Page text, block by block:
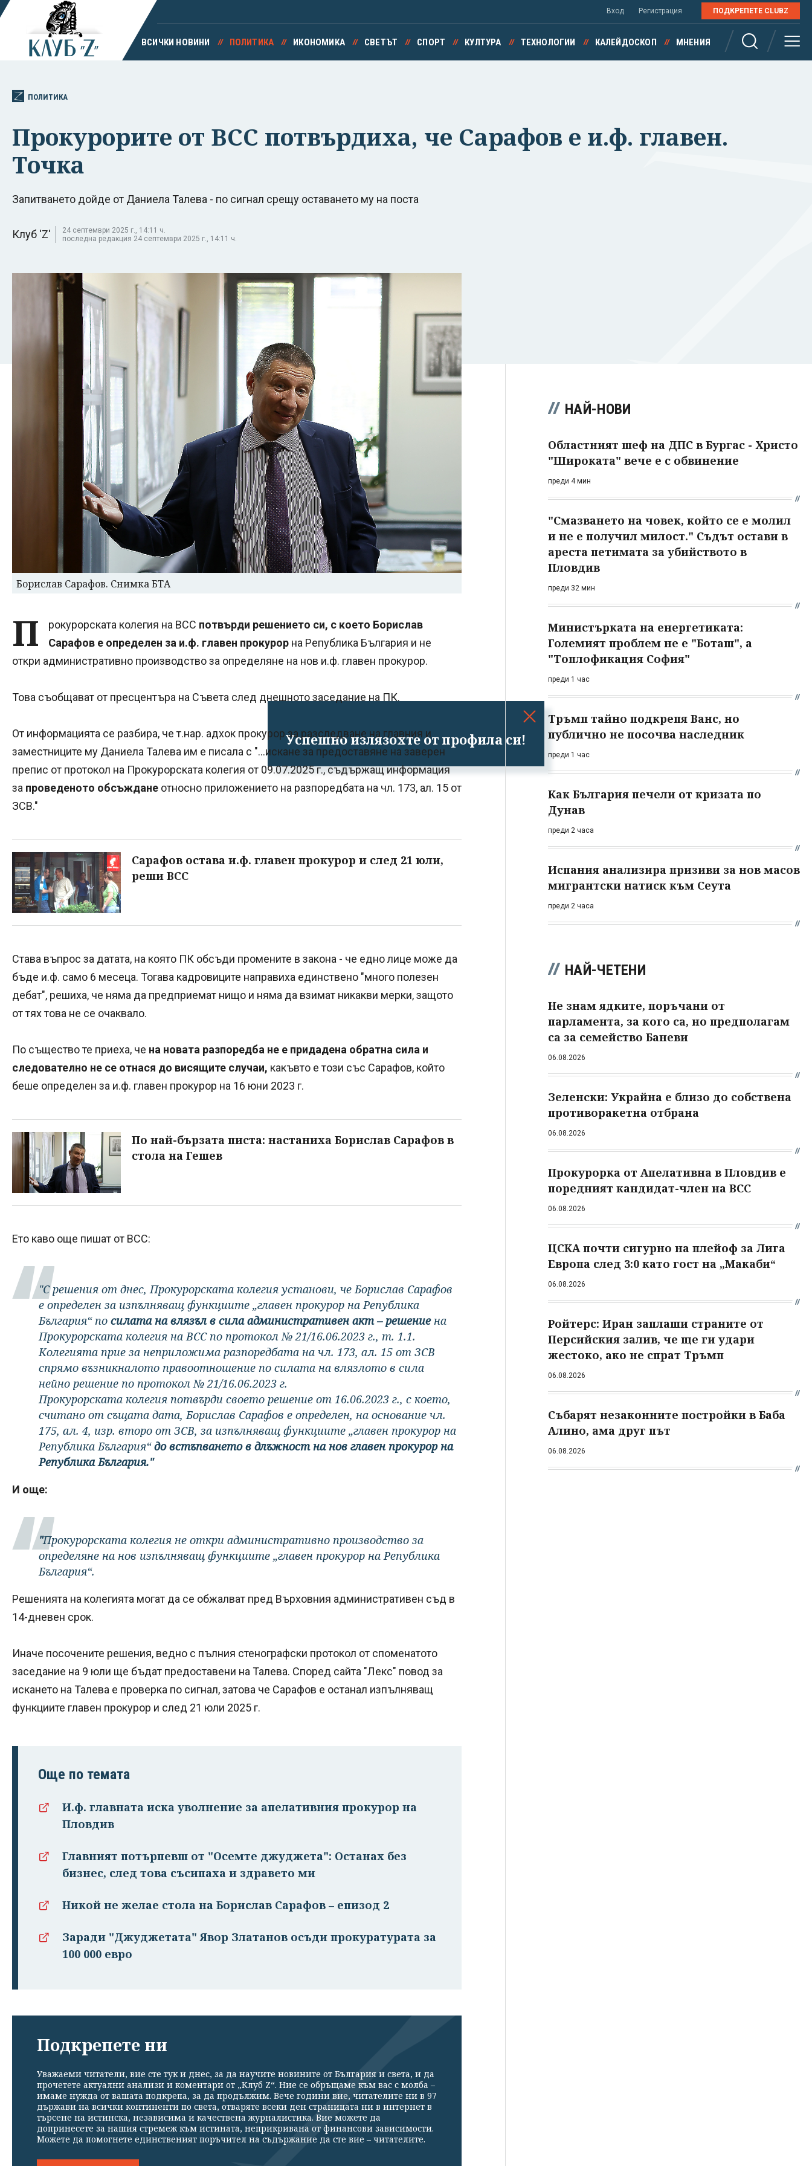
Успешно излязохте от профила си!
Вход Регистрация ПОДКРЕПЕТЕ CLUBZ
ВСИЧКИ НОВИНИ ПОЛИТИКА ИКОНОМИКА СВЕТЪТ СПОРТ КУЛТУРА ТЕХНОЛОГИИ КАЛЕЙДОСКОП МНЕНИЯ
ПОЛИТИКА
Прокурорите от ВСС потвърдиха, че Сарафов е и.ф. главен.
Точка
Запитването дойде от Даниела Талева - по сигнал срещу оставането му на поста
Клуб 'Z'
24 септември 2025 г., 14:11 ч.
последна редакция 24 септември 2025 г., 14:11 ч.
Борислав Сарафов. Снимка БТА
П рокурорската колегия на ВСС потвърди решението си, с което Борислав
Сарафов е определен за и.ф. главен прокурор на Република България и не
откри административно производство за определяне на нов и.ф. главен прокурор.
Това съобщават от пресцентъра на Съвета след днешното заседание на ПК.
От информацията се разбира, че т.нар. адхок прокурор за разследване на главния и
заместниците му Даниела Талева им е писала с "...искане за предоставяне на заверен
препис от протокол на Прокурорската колегия от 09.07.2025 г., съдържащ информация
за проведеното обсъждане относно приложението на разпоредбата на чл. 173, ал. 15 от
ЗСВ."
Сарафов остава и.ф. главен прокурор и след 21 юли,
реши ВСС
Става въпрос за датата, на която ПК обсъди промените в закона - че едно лице може да
бъде и.ф. само 6 месеца. Тогава кадровиците направиха единствено "много полезен
дебат", решиха, че няма да предприемат нищо и няма да взимат никакви мерки, защото
от тях това не се очаквало.
По същество те приеха, че на новата разпоредба не е придадена обратна сила и
следователно не се отнася до висящите случаи, какъвто е този със Сарафов, който
беше определен за и.ф. главен прокурор на 16 юни 2023 г.
По най-бързата писта: настаниха Борислав Сарафов в
стола на Гешев
Ето каво още пишат от ВСС:
"С решения от днес, Прокурорската колегия установи, че Борислав Сарафов
е определен за изпълняващ функциите „главен прокурор на Република
България“ по силата на влязъл в сила административен акт – решение на
Прокурорската колегия на ВСС по протокол № 21/16.06.2023 г., т. 1.1.
Колегията прие за неприложима разпоредбата на чл. 173, ал. 15 от ЗСВ
спрямо възникналото правоотношение по силата на влязлото в сила
нейно решение по протокол № 21/16.06.2023 г.
Прокурорската колегия потвърди своето решение от 16.06.2023 г., с което,
считано от същата дата, Борислав Сарафов е определен, на основание чл.
175, ал. 4, изр. второ от ЗСВ, за изпълняващ функциите „главен прокурор на
Република България“до встъпването в длъжност на нов главен прокурор на
Република България."
И още:
"Прокурорската колегия не откри административно производство за
определяне на нов изпълняващ функциите „главен прокурор на Република
България“.
Решенията на колегията могат да се обжалват пред Върховния административен съд в
14-дневен срок.
Иначе посочените решения, ведно с пълния стенографски протокол от споменатото
заседание на 9 юли ще бъдат предоставени на Талева. Според сайта "Лекс" повод за
искането на Талева е проверка по сигнал, затова че Сарафов е останал изпълняващ
функциите главен прокурор и след 21 юли 2025 г.
Още по темата
И.ф. главната иска уволнение за апелативния прокурор на
Пловдив
Главният потърпевш от "Осемте джуджета": Останах без
бизнес, след това съсипаха и здравето ми
Никой не желае стола на Борислав Сарафов – епизод 2
Заради "Джуджетата" Явор Златанов осъди прокуратурата за
100 000 евро
Подкрепете ни
Уважаеми читатели, вие сте тук и днес, за да научите новините от България и света, и да
прочетете актуални анализи и коментари от „Клуб Z“. Ние се обръщаме към вас с молба –
имаме нужда от вашата подкрепа, за да продължим. Вече години вие, читателите ни в 97
държави на всички континенти по света, отваряте всеки ден страницата ни в интернет в
търсене на истинска, независима и качествена журналистика. Вие можете да
допринесете за нашия стремеж към истината, неприкривана от финансови зависимости.
Можете да помогнете единственият поръчител на съдържание да сте вие – читателите.
НАЙ-НОВИ
Областният шеф на ДПС в Бургас - Христо
"Широката" вече е с обвинение
преди 4 мин
"Смазването на човек, който се е молил
и не е получил милост." Съдът остави в
ареста петимата за убийството в
Пловдив
преди 32 мин
Министърката на енергетиката:
Големият проблем не е "Боташ", а
"Топлофикация София"
преди 1 час
Тръмп тайно подкрепя Ванс, но
публично не посочва наследник
преди 1 час
Как България печели от кризата по
Дунав
преди 2 часа
Испания анализира призиви за нов масов
мигрантски натиск към Сеута
преди 2 часа
НАЙ-ЧЕТЕНИ
Не знам ядките, поръчани от
парламента, за кого са, но предполагам
са за семейство Баневи
06.08.2026
Зеленски: Украйна е близо до собствена
противоракетна отбрана
06.08.2026
Прокурорка от Апелативна в Пловдив е
поредният кандидат-член на ВСС
06.08.2026
ЦСКА почти сигурно на плейоф за Лига
Европа след 3:0 като гост на „Макаби“
06.08.2026
Ройтерс: Иран заплаши страните от
Персийския залив, че ще ги удари
жестоко, ако не спрат Тръмп
06.08.2026
Събарят незаконните постройки в Баба
Алино, ама друг път
06.08.2026